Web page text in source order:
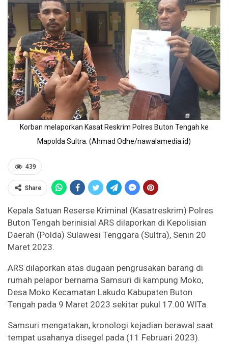
Korban melaporkan Kasat Reskrim Polres Buton Tengah ke
Mapolda Sultra. (Ahmad Odhe/nawalamedia.id)
439
Share
Kepala Satuan Reserse Kriminal (Kasatreskrim) Polres
Buton Tengah berinisial ARS dilaporkan di Kepolisian
Daerah (Polda) Sulawesi Tenggara (Sultra), Senin 20
Maret 2023.
ARS dilaporkan atas dugaan pengrusakan barang di
rumah pelapor bernama Samsuri di kampung Moko,
Desa Moko Kecamatan Lakudo Kabupaten Buton
Tengah pada 9 Maret 2023 sekitar pukul 17.00 WITa.
Samsuri mengatakan, kronologi kejadian berawal saat
tempat usahanya disegel pada (11 Februari 2023).